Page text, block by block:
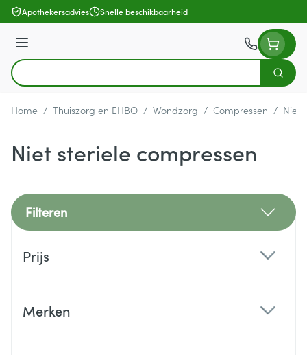
Ga naar de inhoud
Apothekersadvies Snelle beschikbaarheid
Menu
Product, merk, categorie...
Zoek
Home / Thuiszorg en EHBO / Wondzorg / Compressen / Niet
Niet steriele compressen
Filteren
Prijs
Merken